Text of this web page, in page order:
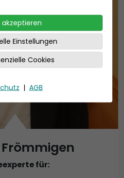
für:
akzeptieren
Einstellungen
Cookies
| AGB